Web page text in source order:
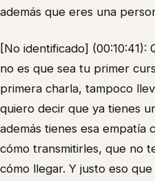
además que eres una
[No identificado] (00:10:41):
no es que sea tu primer
primera charla, tampoco
quiero decir que ya tienes
además tienes esa empatía
cómo transmitirles, que no
cómo llegar. Y justo eso